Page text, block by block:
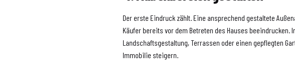
Der erste Eindruck zählt. Eine ansprechend gestaltete
Käufer bereits vor dem Betreten des Hauses beeindrucken.
Landschaftsgestaltung, Terrassen oder einen gepflegten
Immobilie steigern.